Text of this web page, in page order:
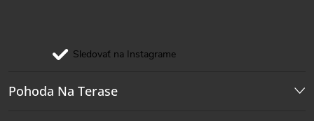
Sledovať na Instagrame
Pohoda Na Terase